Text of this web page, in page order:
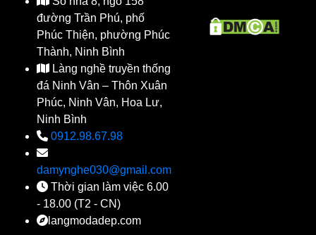
đường Trần Phú, phố
Phúc Thiện, phường Phúc
Thành, Ninh Bình
Làng nghề truyền thống
đá Ninh Vân – Thôn Xuân
Phúc, Ninh Vân, Hoa Lư,
Ninh Bình
0912.98.67.98
damynghe030@gmail.com
Thời gian làm việc 6.00
- 18.00 (T2 - CN)
langmodadep.com